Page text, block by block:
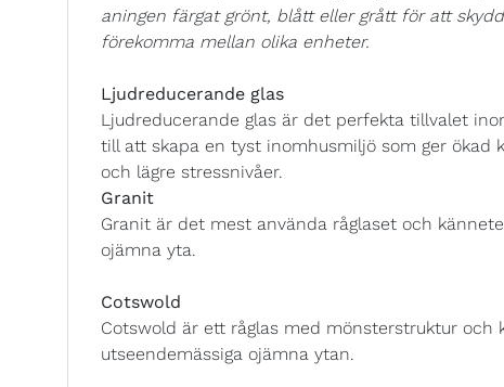
aningen färgat grönt, blått eller grått för att
förekomma mellan olika enheter.
Ljudreducerande glas
Ljudreducerande glas är det perfekta tillvalet
till att skapa en tyst inomhusmiljö som ger
och lägre stressnivåer.
Granit
Granit är det mest använda råglaset och
ojämna yta.
Cotswold
Cotswold är ett råglas med mönsterstruktur
utseendemässiga ojämna ytan.